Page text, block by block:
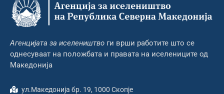
Агенцијата за иселеништво ги врши работите што се
однесуваат на положбата и правата на иселениците од
Македонија
ул.Македонија бр. 19, 1000 Скопје